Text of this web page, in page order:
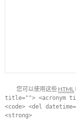
您可以使用这些 HTML
title=""> <acronym
<code> <del
<strong>